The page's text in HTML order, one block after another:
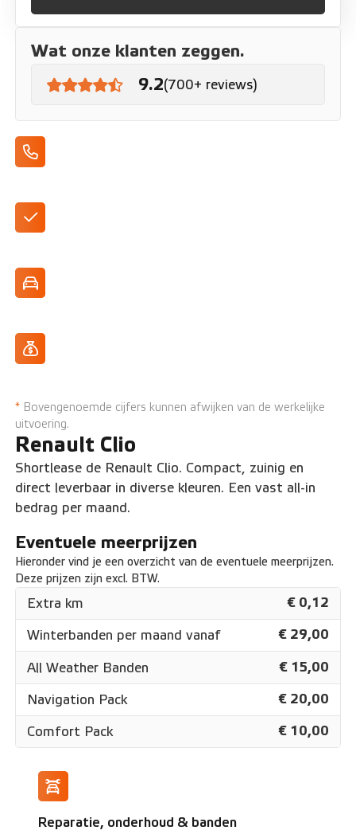
* Bovengenoemde cijfers kunnen afwijken van de werkelijke
uitvoering.
Renault Clio
Shortlease de Renault Clio. Compact, zuinig en
direct leverbaar in diverse kleuren. Een vast all-in
bedrag per maand.
Eventuele meerprijzen
Hieronder vind je een overzicht van de eventuele meerprijzen.
Deze prijzen zijn excl. BTW.
Extra km € 0,12
Winterbanden per maand vanaf € 29,00
All Weather Banden € 15,00
Navigation Pack € 20,00
Comfort Pack € 10,00
Reparatie, onderhoud & banden
Wat onze klanten zeggen.
9.2(700+ reviews)